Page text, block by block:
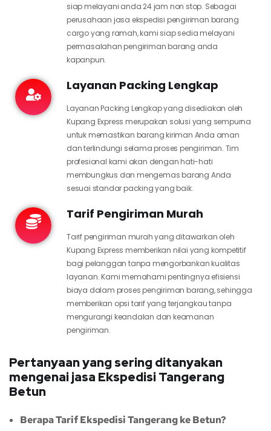
siap melayani anda 24 jam non stop. Sebagai
perusahaan jasa ekspedisi pengiriman barang
cargo yang ramah, kami siap sedia melayani
permasalahan pengiriman barang anda
kapanpun.
Layanan Packing Lengkap
Layanan Packing Lengkap yang disediakan oleh
Kupang Express merupakan solusi yang sempurna
untuk memastikan barang kiriman Anda aman
dan terlindungi selama proses pengiriman. Tim
profesional kami akan dengan hati-hati
membungkus dan mengemas barang Anda
sesuai standar packing yang baik.
Tarif Pengiriman Murah
Tarif pengiriman murah yang ditawarkan oleh
Kupang Express memberikan nilai yang kompetitif
bagi pelanggan tanpa mengorbankan kualitas
layanan. Kami memahami pentingnya efisiensi
biaya dalam proses pengiriman barang, sehingga
memberikan opsi tarif yang terjangkau tanpa
mengurangi keandalan dan keamanan
pengiriman.
Pertanyaan yang sering ditanyakan
mengenai jasa Ekspedisi Tangerang
Betun
Berapa Tarif Ekspedisi Tangerang ke Betun?